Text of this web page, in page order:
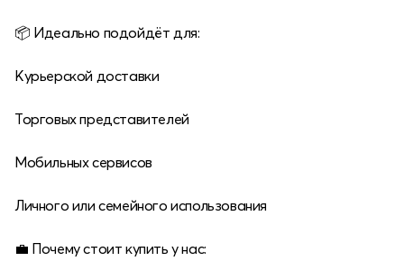
📦 Идеально подойдёт для:
Курьерской доставки
Торговых представителей
Мобильных сервисов
Личного или семейного использования
💼 Почему стоит купить у нас: